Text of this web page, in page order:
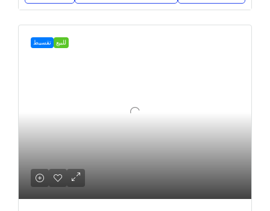
للبيع تقسيط